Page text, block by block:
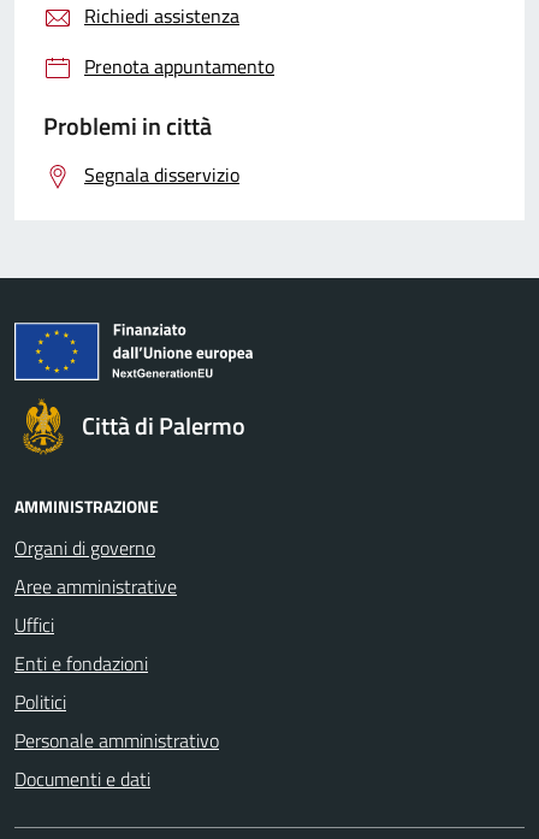
Richiedi assistenza
Prenota appuntamento
Problemi in città
Segnala disservizio
Città di Palermo
AMMINISTRAZIONE
Organi di governo
Aree amministrative
Uffici
Enti e fondazioni
Politici
Personale amministrativo
Documenti e dati